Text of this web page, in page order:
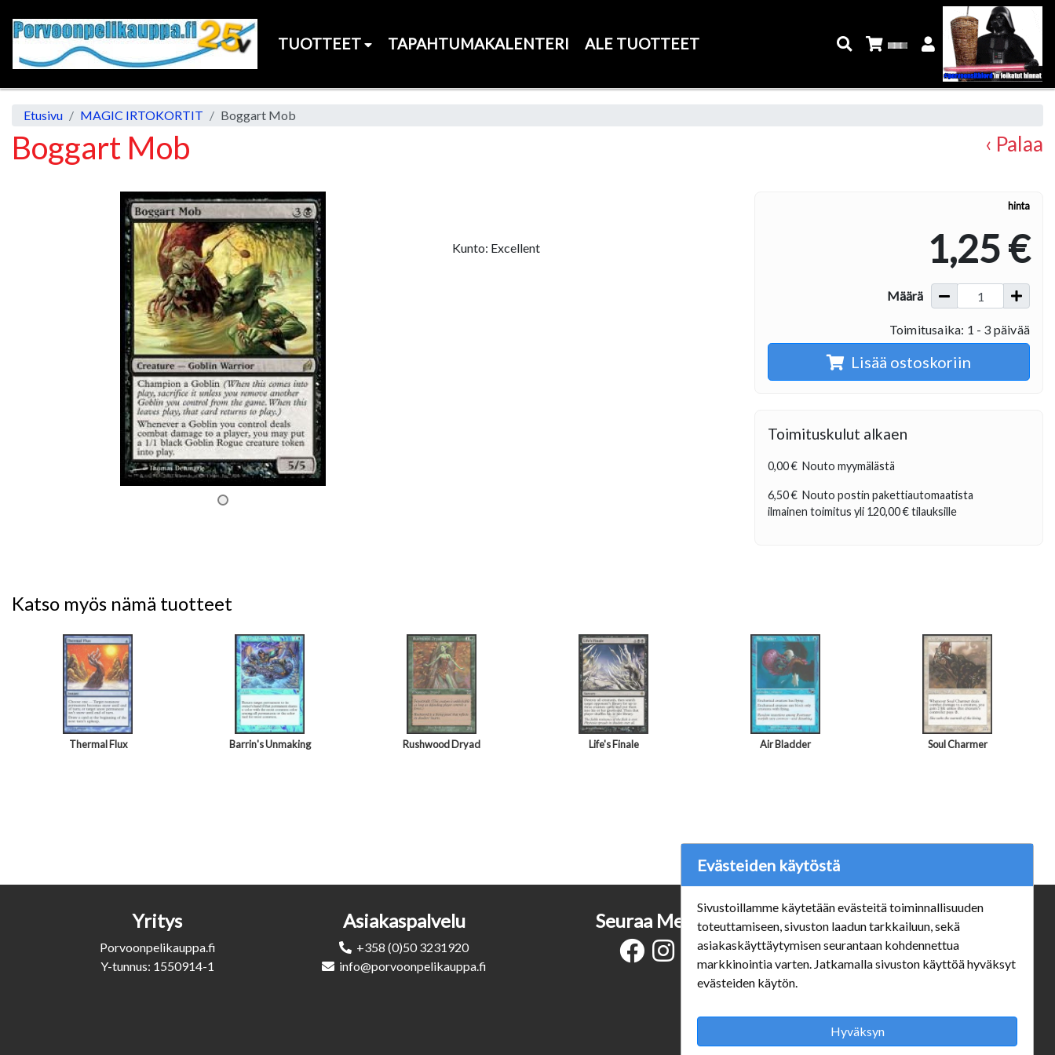
TUOTTEET TAPAHTUMAKALENTERI ALE TUOTTEET
Etusivu MAGIC IRTOKORTIT Boggart Mob
Boggart Mob ‹ Palaa
Kunto: Excellent
hinta
1,25 €
Määrä
Toimitusaika: 1 - 3 päivää
Lisää ostoskoriin
Toimituskulut alkaen
0,00 € Nouto myymälästä
6,50 € Nouto postin pakettiautomaatista
ilmainen toimitus yli 120,00 €tilauksille
Katso myös nämä tuotteet
Thermal Flux Barrin's Unmaking Rushwood Dryad Life's Finale Air Bladder Soul Charmer
Yritys
Porvoonpelikauppa.fi
Y-tunnus: 1550914-1
Asiakaspalvelu
+358 (0)50 3231920
info@porvoonpelikauppa.fi
Verkkokauppa
#Yhteiskuntavastuu
#porvoonsithlord
Seuraa Meitä
Evästeiden käytöstä
Sivustoillamme käytetään evästeitä toiminnallisuuden
toteuttamiseen, sivuston laadun tarkkailuun, sekä
asiakaskäyttäytymisen seurantaan kohdennettua
markkinointia varten. Jatkamalla sivuston käyttöä hyväksyt
evästeiden käytön.
Hyväksyn